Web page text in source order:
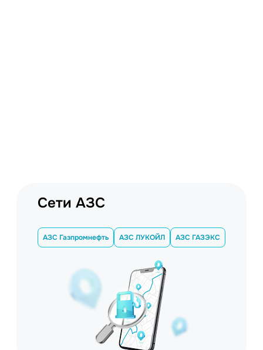
Сети АЗС
АЗС Газпромнефть АЗС ЛУКОЙЛ АЗС ГАЗЭКС